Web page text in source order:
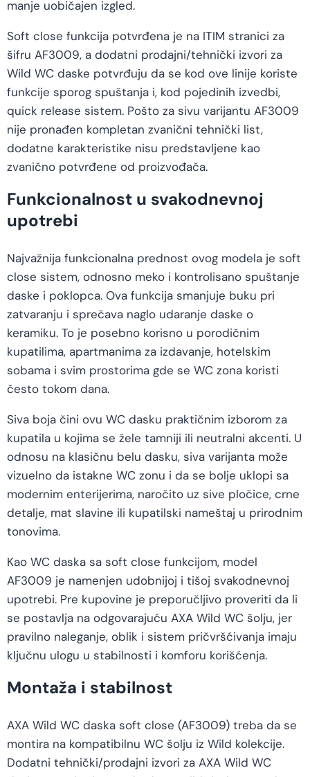
manje uobičajen izgled.
Soft close funkcija potvrđena je na ITIM stranici za
šifru AF3009, a dodatni prodajni/tehnički izvori za
Wild WC daske potvrđuju da se kod ove linije koriste
funkcije sporog spuštanja i, kod pojedinih izvedbi,
quick release sistem. Pošto za sivu varijantu AF3009
nije pronađen kompletan zvanični tehnički list,
dodatne karakteristike nisu predstavljene kao
zvanično potvrđene od proizvođača.
Funkcionalnost u svakodnevnoj
upotrebi
Najvažnija funkcionalna prednost ovog modela je soft
close sistem, odnosno meko i kontrolisano spuštanje
daske i poklopca. Ova funkcija smanjuje buku pri
zatvaranju i sprečava naglo udaranje daske o
keramiku. To je posebno korisno u porodičnim
kupatilima, apartmanima za izdavanje, hotelskim
sobama i svim prostorima gde se WC zona koristi
često tokom dana.
Siva boja čini ovu WC dasku praktičnim izborom za
kupatila u kojima se žele tamniji ili neutralni akcenti. U
odnosu na klasičnu belu dasku, siva varijanta može
vizuelno da istakne WC zonu i da se bolje uklopi sa
modernim enterijerima, naročito uz sive pločice, crne
detalje, mat slavine ili kupatilski nameštaj u prirodnim
tonovima.
Kao WC daska sa soft close funkcijom, model
AF3009 je namenjen udobnijoj i tišoj svakodnevnoj
upotrebi. Pre kupovine je preporučljivo proveriti da li
se postavlja na odgovarajuću AXA Wild WC šolju, jer
pravilno naleganje, oblik i sistem pričvršćivanja imaju
ključnu ulogu u stabilnosti i komforu korišćenja.
Montaža i stabilnost
AXA Wild WC daska soft close (AF3009) treba da se
montira na kompatibilnu WC šolju iz Wild kolekcije.
Dodatni tehnički/prodajni izvori za AXA Wild WC